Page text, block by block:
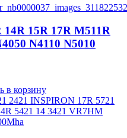
15R 17R M511R
N4110 N5010
в корзину